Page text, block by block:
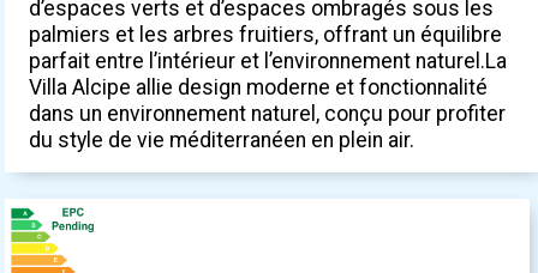
d’espaces verts et d’espaces ombragés sous les
palmiers et les arbres fruitiers, offrant un équilibre
parfait entre l’intérieur et l’environnement naturel.La
Villa Alcipe allie design moderne et fonctionnalité
dans un environnement naturel, conçu pour profiter
du style de vie méditerranéen en plein air.